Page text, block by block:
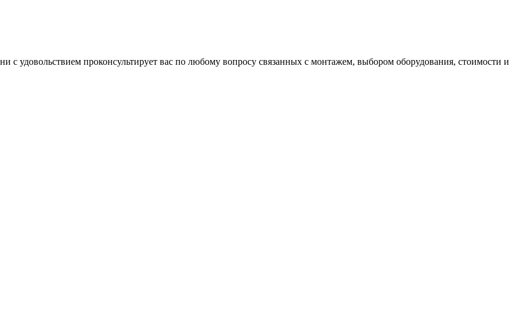
удовольствием проконсультирует вас по любому вопросу связанных с монтажем, выбором оборудования, стоимости и